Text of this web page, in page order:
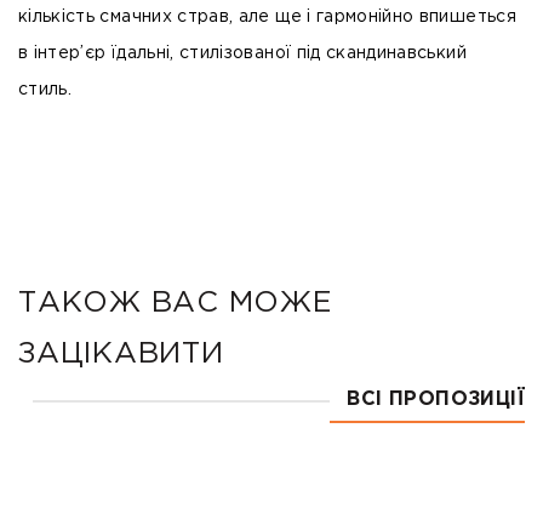
кількість смачних страв, але ще і гармонійно впишеться
в інтер’єр їдальні, стилізованої під скандинавський
стиль.
ТАКОЖ ВАС МОЖЕ
ЗАЦІКАВИТИ
ВСІ ПРОПОЗИЦІЇ